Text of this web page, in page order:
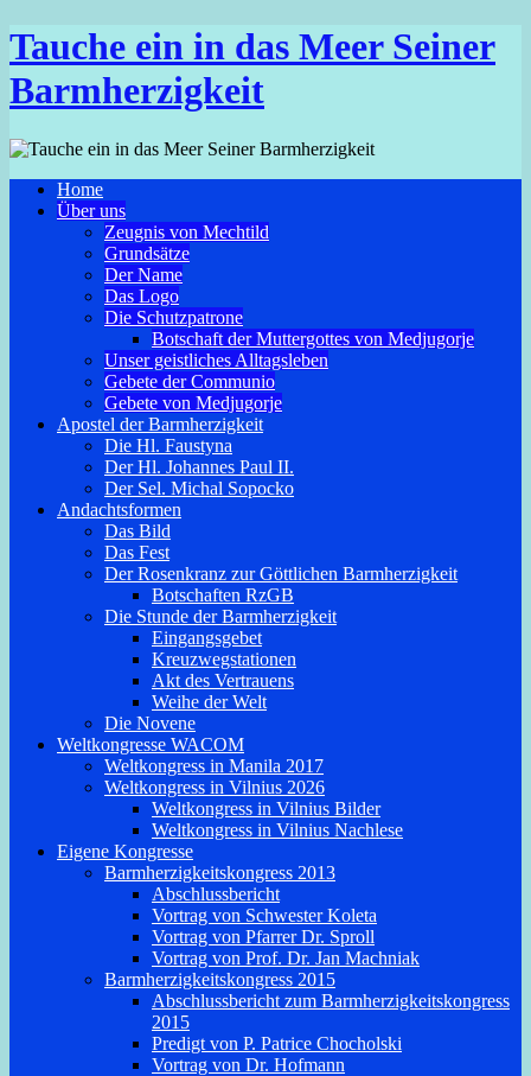
Tauche ein in das Meer Seiner
Barmherzigkeit
Home
Über uns
Zeugnis von Mechtild
Grundsätze
Der Name
Das Logo
Die Schutzpatrone
Botschaft der Muttergottes von Medjugorje
Unser geistliches Alltagsleben
Gebete der Communio
Gebete von Medjugorje
Apostel der Barmherzigkeit
Die Hl. Faustyna
Der Hl. Johannes Paul II.
Der Sel. Michal Sopocko
Andachtsformen
Das Bild
Das Fest
Der Rosenkranz zur Göttlichen Barmherzigkeit
Botschaften RzGB
Die Stunde der Barmherzigkeit
Eingangsgebet
Kreuzwegstationen
Akt des Vertrauens
Weihe der Welt
Die Novene
Weltkongresse WACOM
Weltkongress in Manila 2017
Weltkongress in Vilnius 2026
Weltkongress in Vilnius Bilder
Weltkongress in Vilnius Nachlese
Eigene Kongresse
Barmherzigkeitskongress 2013
Abschlussbericht
Vortrag von Schwester Koleta
Vortrag von Pfarrer Dr. Sproll
Vortrag von Prof. Dr. Jan Machniak
Barmherzigkeitskongress 2015
Abschlussbericht zum Barmherzigkeitskongress
2015
Predigt von P. Patrice Chocholski
Vortrag von Dr. Hofmann